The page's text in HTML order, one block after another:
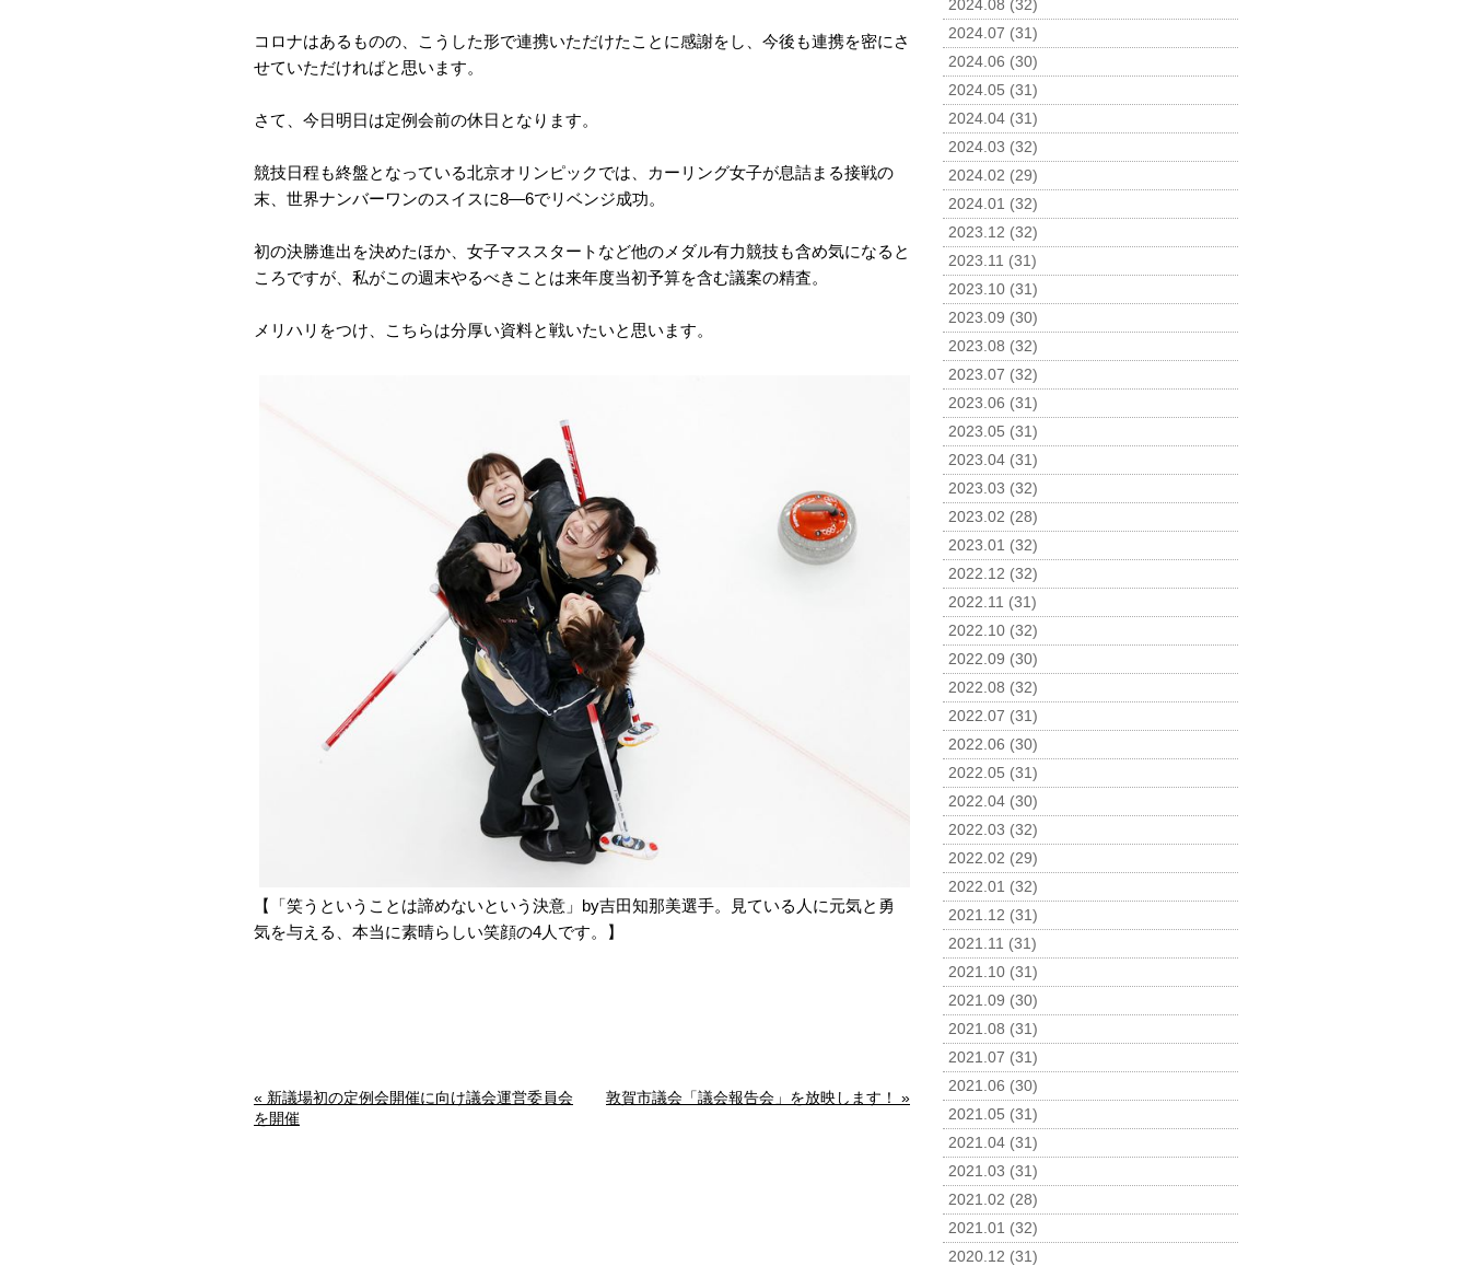
コロナはあるものの、こうした形で連携いただけたことに感謝をし、今後も連携を密にさ
せていただければと思います。
さて、今日明日は定例会前の休日となります。
競技日程も終盤となっている北京オリンピックでは、カーリング女子が息詰まる接戦の
末、世界ナンバーワンのスイスに8―6でリベンジ成功。
初の決勝進出を決めたほか、女子マススタートなど他のメダル有力競技も含め気になると
ころですが、私がこの週末やるべきことは来年度当初予算を含む議案の精査。
メリハリをつけ、こちらは分厚い資料と戦いたいと思います。
【「笑うということは諦めないという決意」by吉田知那美選手。見ている人に元気と勇
気を与える、本当に素晴らしい笑顔の4人です。】
« 新議場初の定例会開催に向け議会運営委員会
を開催
敦賀市議会「議会報告会」を放映します！ »
2024.08 (32)
2024.07 (31)
2024.06 (30)
2024.05 (31)
2024.04 (31)
2024.03 (32)
2024.02 (29)
2024.01 (32)
2023.12 (32)
2023.11 (31)
2023.10 (31)
2023.09 (30)
2023.08 (32)
2023.07 (32)
2023.06 (31)
2023.05 (31)
2023.04 (31)
2023.03 (32)
2023.02 (28)
2023.01 (32)
2022.12 (32)
2022.11 (31)
2022.10 (32)
2022.09 (30)
2022.08 (32)
2022.07 (31)
2022.06 (30)
2022.05 (31)
2022.04 (30)
2022.03 (32)
2022.02 (29)
2022.01 (32)
2021.12 (31)
2021.11 (31)
2021.10 (31)
2021.09 (30)
2021.08 (31)
2021.07 (31)
2021.06 (30)
2021.05 (31)
2021.04 (31)
2021.03 (31)
2021.02 (28)
2021.01 (32)
2020.12 (31)